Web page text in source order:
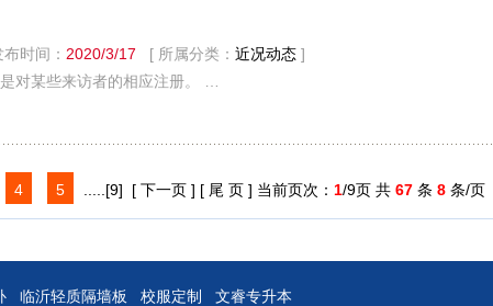
时间： 2020/3/17 [ 所属分类： 近况动态]
对某些来访者的相应注册。 …
4 5 [9] [ 下一页 ] [ 尾 页 ] 当前页次： 1/9页 共 67 条 8 条/页
临沂轻质隔墙板 校服定制 文睿专升本